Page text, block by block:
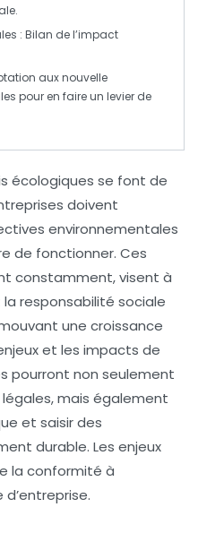
: Bilan de l’impact
auxnouvelle
pour en faire un levier de
écologiques se font de
doivent
environnementales
de fonctionner. Ces
constamment, visent à
responsabilité sociale
une croissance
et les impacts de
pourront non seulement
mais également
et saisir des
durable. Les enjeux
la conformité à